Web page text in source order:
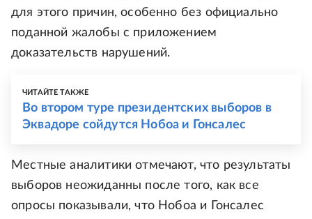
для этого причин, особенно без официально
поданной жалобы с приложением
доказательств нарушений.
ЧИТАЙТЕ ТАКЖЕ
Во втором туре президентских выборов в
Эквадоре сойдутся Нобоа и Гонсалес
Местные аналитики отмечают, что результаты
выборов неожиданны после того, как все
опросы показывали, что Нобоа и Гонсалес